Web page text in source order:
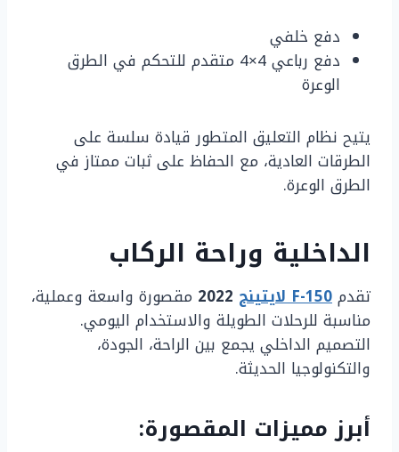
دفع خلفي
دفع رباعي 4×4 متقدم للتحكم في الطرق
الوعرة
يتيح نظام التعليق المتطور قيادة سلسة على
الطرقات العادية، مع الحفاظ على ثبات ممتاز في
الطرق الوعرة.
الداخلية وراحة الركاب
تقدمF-150 لايتينج
مقصورة واسعة وعملية،
مناسبة للرحلات الطويلة والاستخدام اليومي.
التصميم الداخلي يجمع بين الراحة، الجودة،
والتكنولوجيا الحديثة.
أبرز مميزات المقصورة: